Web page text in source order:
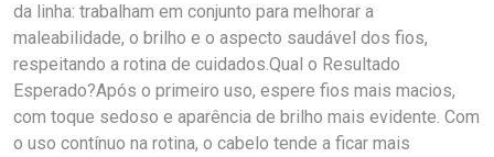
da linha: trabalham em conjunto para melhorar a
maleabilidade, o brilho e o aspecto saudável dos fios,
respeitando a rotina de cuidados.Qual o Resultado
Esperado?Após o primeiro uso, espere fios mais macios,
com toque sedoso e aparência de brilho mais evidente. Com
o uso contínuo na rotina, o cabelo tende a ficar mais